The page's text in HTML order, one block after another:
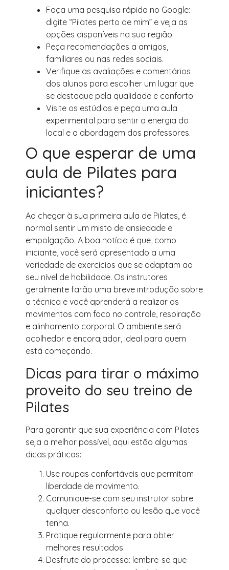
Faça uma pesquisa rápida no Google:
digite “Pilates perto de mim” e veja as
opções disponíveis na sua região.
Peça recomendações a amigos,
familiares ou nas redes sociais.
Verifique as avaliações e comentários
dos alunos para escolher um lugar que
se destaque pela qualidade e conforto.
Visite os estúdios e peça uma aula
experimental para sentir a energia do
local e a abordagem dos professores.
O que esperar de uma
aula de Pilates para
iniciantes?
Ao chegar à sua primeira aula de Pilates, é
normal sentir um misto de ansiedade e
empolgação. A boa notícia é que, como
iniciante, você será apresentado a uma
variedade de exercícios que se adaptam ao
seu nível de habilidade. Os instrutores
geralmente farão uma breve introdução sobre
a técnica e você aprenderá a realizar os
movimentos com foco no controle, respiração
e alinhamento corporal. O ambiente será
acolhedor e encorajador, ideal para quem
está começando.
Dicas para tirar o máximo
proveito do seu treino de
Pilates
Para garantir que sua experiência com Pilates
seja a melhor possível, aqui estão algumas
dicas práticas:
Use roupas confortáveis que permitam
liberdade de movimento.
Comunique-se com seu instrutor sobre
qualquer desconforto ou lesão que você
tenha.
Pratique regularmente para obter
melhores resultados.
Desfrute do processo: lembre-se que